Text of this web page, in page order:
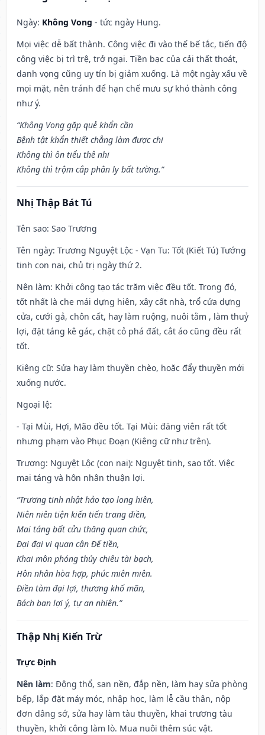
Ngày: Không Vong - tức ngày Hung.
Mọi việc dễ bất thành. Công việc đi vào thế bế tắc, tiến độ
công việc bị trì trệ, trở ngại. Tiền bạc của cải thất thoát,
danh vọng cũng uy tín bị giảm xuống. Là một ngày xấu về
mọi mặt, nên tránh để hạn chế mưu sự khó thành công
như ý.
“Không Vong gặp quẻ khẩn cần
Bệnh tật khẩn thiết chẳng làm được chi
Không thì ôn tiểu thê nhi
Không thì trộm cắp phân ly bất tường.”
Nhị Thập Bát Tú
Tên sao: Sao Trương
Tên ngày: Trương Nguyệt Lộc - Vạn Tu: Tốt (Kiết Tú) Tướng
tinh con nai, chủ trị ngày thứ 2.
Nên làm: Khởi công tạo tác trăm việc đều tốt. Trong đó,
tốt nhất là che mái dựng hiên, xây cất nhà, trổ cửa dựng
cửa, cưới gả, chôn cất, hay làm ruộng, nuôi tằm , làm thuỷ
lợi, đặt táng kê gác, chặt cỏ phá đất, cắt áo cũng đều rất
tốt.
Kiêng cữ: Sửa hay làm thuyền chèo, hoặc đẩy thuyền mới
xuống nước.
Ngoại lệ:
- Tại Mùi, Hợi, Mão đều tốt. Tại Mùi: đăng viên rất tốt
nhưng phạm vào Phục Đoạn (Kiêng cữ như trên).
Trương: Nguyệt Lộc (con nai): Nguyệt tinh, sao tốt. Việc
mai táng và hôn nhân thuận lợi.
“Trương tinh nhật hảo tạo long hiên,
Niên niên tiện kiến tiến trang điền,
Mai táng bất cửu thăng quan chức,
Đại đại vi quan cận Đế tiền,
Khai môn phóng thủy chiêu tài bạch,
Hôn nhân hòa hợp, phúc miên miên.
Điền tàm đại lợi, thương khố mãn,
Bách ban lợi ý, tự an nhiên.”
Thập Nhị Kiến Trừ
Trực Định
Nên làm: Động thổ, san nền, đắp nền, làm hay sửa phòng
bếp, lắp đặt máy móc, nhập học, làm lễ cầu thân, nộp
đơn dâng sớ, sửa hay làm tàu thuyền, khai trương tàu
thuyền, khởi công làm lò. Mua nuôi thêm súc vật.